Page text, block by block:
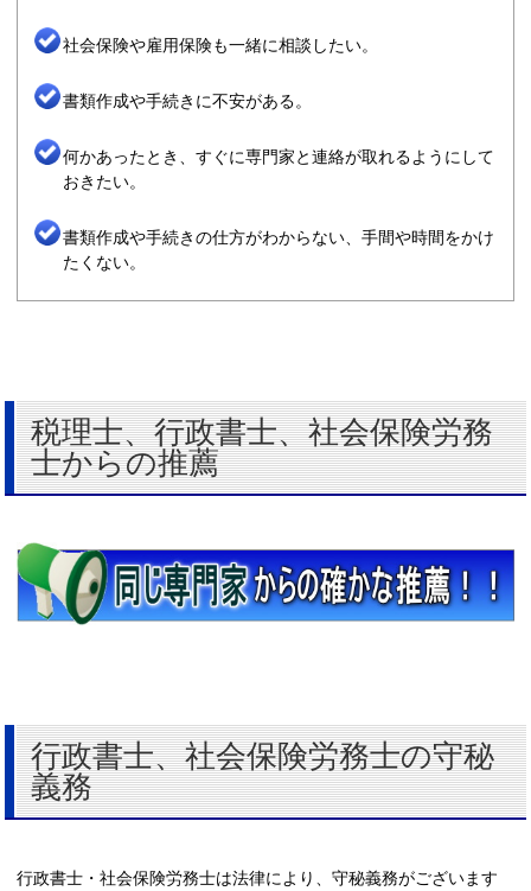
社会保険や雇用保険も一緒に相談したい。
書類作成や手続きに不安がある。
何かあったとき、すぐに専門家と連絡が取れるようにして
おきたい。
書類作成や手続きの仕方がわからない、手間や時間をかけ
たくない。
税理士、行政書士、社会保険労務
士からの推薦
行政書士、社会保険労務士の守秘
義務
行政書士・社会保険労務士は法律により、守秘義務がございます